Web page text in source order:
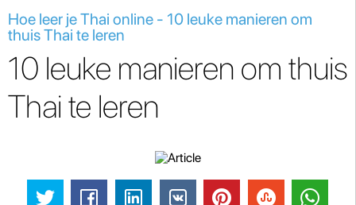
Hoe leer je Thai online - 10 leuke manieren om
thuis Thai te leren
10 leuke manieren om thuis
Thai te leren